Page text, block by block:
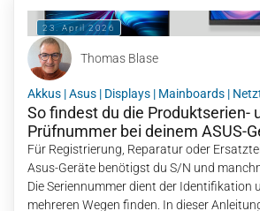
23. April 2026
Thomas Blase
Akkus |Asus | Displays | Mainboards |
So findest du die Produktserien-
Prüfnummer bei deinem ASUS-
Für Registrierung, Reparatur oder
Asus-Geräte benötigst du S/N und
Die Seriennummer dient der Identifikation
mehreren Wegen finden. In dieser